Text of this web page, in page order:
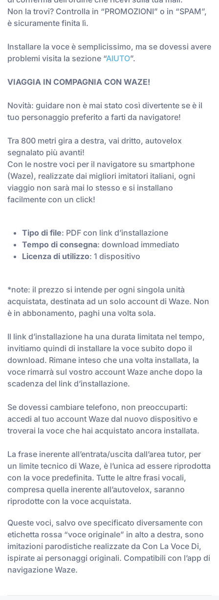
Non la trovi? Controlla in “PROMOZIONI” o in “SPAM”,
è sicuramente finita lì.
Installare la voce è semplicissimo, ma se dovessi avere
problemi visita la sezione “AIUTO”.
VIAGGIA IN COMPAGNIA CON WAZE!
Novità: guidare non è mai stato così divertente se è il
tuo personaggio preferito a farti da navigatore!
Tra 800 metri gira a destra, vai dritto, autovelox
segnalato più avanti!
Con le nostre voci per il navigatore su smartphone
(Waze), realizzate dai migliori imitatori italiani, ogni
viaggio non sarà mai lo stesso e si installano
facilmente con un click!
Tipo di file: PDF con link d’installazione
Tempo di consegna: download immediato
Licenza di utilizzo: 1 dispositivo
*note: il prezzo si intende per ogni singola unità
acquistata, destinata ad un solo account di Waze. Non
è in abbonamento, paghi una volta sola.
Il link d’installazione ha una durata limitata nel tempo,
invitiamo quindi di installare la voce subito dopo il
download. Rimane inteso che una volta installata, la
voce rimarrà sul vostro account Waze anche dopo la
scadenza del link d’installazione.
Se dovessi cambiare telefono, non preoccuparti:
accedi al tuo account Waze dal nuovo dispositivo e
troverai la voce che hai acquistato ancora installata.
La frase inerente all’entrata/uscita dall’area tutor, per
un limite tecnico di Waze, è l’unica ad essere riprodotta
con la voce predefinita. Tutte le altre frasi vocali,
compresa quella inerente all’autovelox, saranno
riprodotte con la voce acquistata.
Queste voci, salvo ove specificato diversamente con
etichetta rossa “voce originale” in alto a destra, sono
imitazioni parodistiche realizzate da Con La Voce Di,
ispirate ai personaggi originali. Compatibili con l’app di
navigazione Waze.